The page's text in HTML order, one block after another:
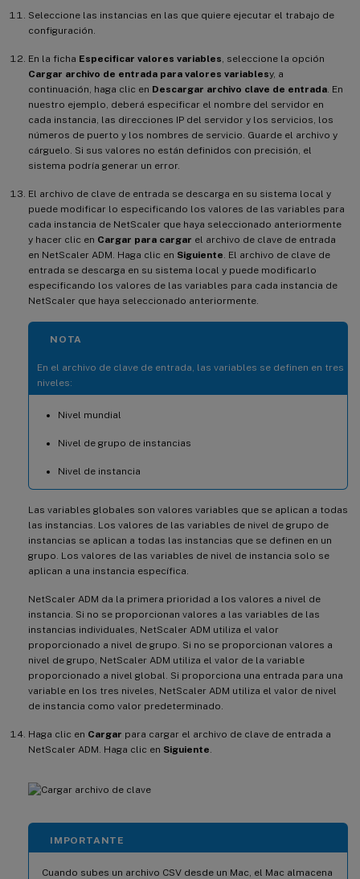
Seleccione las instancias en las que quiere ejecutar el trabajo de
configuración.
En la ficha Especificar valores variables , seleccione la opción
Cargar archivo de entrada para valores variablesy, a
continuación, haga clic en Descargar archivo clave de entrada . En
nuestro ejemplo, deberá especificar el nombre del servidor en
cada instancia, las direcciones IP del servidor y los servicios, los
números de puerto y los nombres de servicio. Guarde el archivo y
cárguelo. Si sus valores no están definidos con precisión, el
sistema podría generar un error.
El archivo de clave de entrada se descarga en su sistema local y
puede modificar lo especificando los valores de las variables para
cada instancia de NetScaler que haya seleccionado anteriormente
y hacer clic en Cargar para cargar el archivo de clave de entrada
en NetScaler ADM. Haga clic en Siguiente . El archivo de clave de
entrada se descarga en su sistema local y puede modificarlo
especificando los valores de las variables para cada instancia de
NetScaler que haya seleccionado anteriormente.
NOTA
En el archivo de clave de entrada, las variables se definen en tres
niveles:
Nivel mundial
Nivel de grupo de instancias
Nivel de instancia
Las variables globales son valores variables que se aplican a todas
las instancias. Los valores de las variables de nivel de grupo de
instancias se aplican a todas las instancias que se definen en un
grupo. Los valores de las variables de nivel de instancia solo se
aplican a una instancia específica.
NetScaler ADM da la primera prioridad a los valores a nivel de
instancia. Si no se proporcionan valores a las variables de las
instancias individuales, NetScaler ADM utiliza el valor
proporcionado a nivel de grupo. Si no se proporcionan valores a
nivel de grupo, NetScaler ADM utiliza el valor de la variable
proporcionado a nivel global. Si proporciona una entrada para una
variable en los tres niveles, NetScaler ADM utiliza el valor de nivel
de instancia como valor predeterminado.
Haga clic en Cargar para cargar el archivo de clave de entrada a
NetScaler ADM. Haga clic en Siguiente
IMPORTANTE
Cuando subes un archivo CSV desde un Mac, el Mac almacena